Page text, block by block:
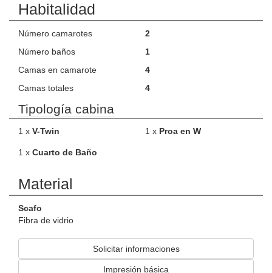
Habitalidad
Número camarotes
2
Número baños
1
Camas en camarote
4
Camas totales
4
Tipología cabina
1 x V-Twin 1 x Proa en W
1 x Cuarto de Baño
Material
Scafo
Fibra de vidrio
Solicitar informaciones
Impresión básica